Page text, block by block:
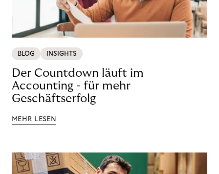
BLOG INSIGHTS
Der Countdown läuft im
Accounting - für mehr
Geschäftserfolg
MEHR LESEN